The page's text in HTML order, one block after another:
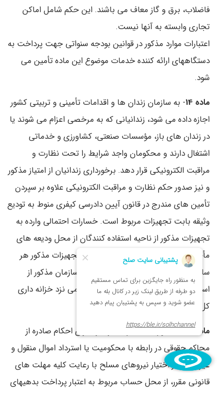
فاضلاب، برق و گاز معاف می باشند. این حکم شامل اماکن
تجاری وابسته به آنها نیست.
اعتبارات موارد مذکور در قوانین بودجه سنواتی جهت پرداخت به
دستگاههای ارائه کننده خدمات موضوع این ماده تأمین می
شود.
ماده 14
- به سازمان زندان ها و اقدامات تأمینی و تربیتی کشور
اجازه داده می شود، زندانیانی که به مرخصی اعزام می شوند یا
در زندان های باز، مؤسسات صنعتی، کشاورزی و خدماتی
اشتغال دارند و محکومان واجد شرایط را تحت نظارت و
مراقبت الکترونیکی قرار دهد. برخورداری زندانیان از امتیاز مذکور
و نیز صدور حکم نظارت و مراقبت الکترونیکی علاوه بر سپردن
تأمین های مندرج در قانون آیین دادرسی کیفری منوط به تودیع
وثیقه بابت تجهیزات مربوط است. خسارات احتمالی وارده به
تجهیزات مذکور از ناحیه استفاده کنندگان از محل ودیعه های
مأخوذه تأمین می شود. تعرفه استفاده از تجهیزات مذکور هر
سال توسط هیأت وزیران تعیین و توسط سازمان مذکور از
استفاده کننده اخذ و به حساب درآمد عمومی نزد خزانه داری
کل کشور واریز می گردد.
ماده 15 - محکومُ به احکام صادره در اجرای احکام صادره از
محاکم حقوقی در رابطه با محکومیت یا استرداد اموال منقول و
غیرمنقول در اختیار نیروهای مسلح با رعایت کلیه مهلت های
قانونی مقرر، از محل حساب مربوط به اعتبار پرداخت بدهیهای